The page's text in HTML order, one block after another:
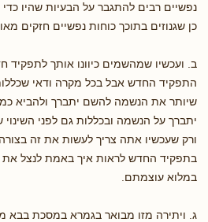
נפשיים רבים להתגבר על הבעיות שהיו
כן שגנוזים בתוכך כוחות נפשיים חזקים
ב. ועכשיו שמהשמים כיוונו אותך לתפקיד
התפקיד החדש אבל בכל מקרה ודאי
שיותר את הנשמה להשם יתברך ולהביא
יתברך על הנשמה ובכללות גם לפני
ורק שעכשיו אתה צריך לעשות את זה
בתפקיד החדש לראות איך באמת לנצל את
במלוא עוצמתם.
ג. ויתירה מזו מבואר בגמרא במסכת בבא